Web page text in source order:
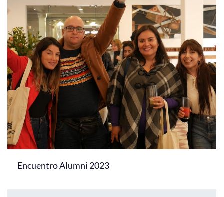
Encuentro Alumni 2023